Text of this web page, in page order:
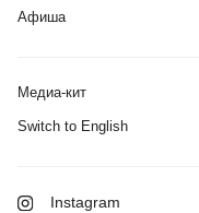
Афиша
Медиа-кит
Switch to English
Instagram